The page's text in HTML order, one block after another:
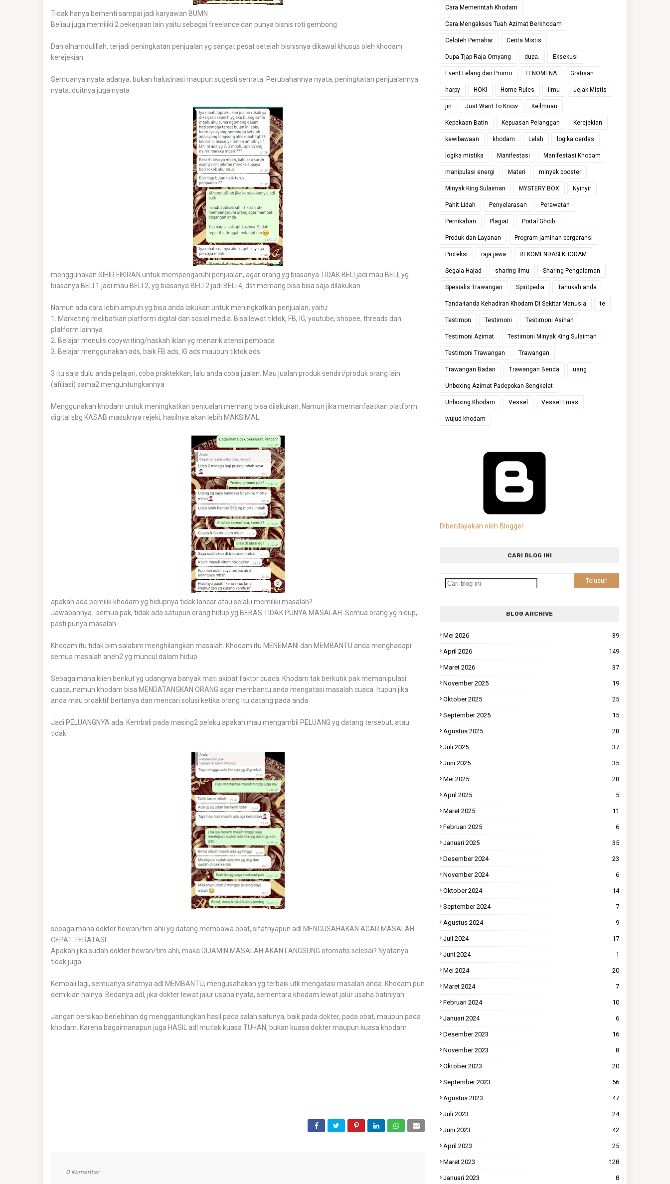
Tidak hanya berhenti sampai jadi karyawan BUMN
Beliau juga memiliki 2 pekerjaan lain yaitu sebagai freelance dan punya bisnis roti gembong
Dan alhamdulillah, terjadi peningkatan penjualan yg sangat pesat setelah bisnisnya dikawal khusus oleh khodam
kerejekian
Semuanya nyata adanya, bukan halusinasi maupun sugesti semata. Perubahannya nyata, peningkatan penjualannya
nyata, duitnya juga nyata
menggunakan SIHIR FIKIRAN untuk mempengaruhi penjualan, agar orang yg biasanya TIDAK BELI jadi mau BELI, yg
biasanya BELI 1 jadi mau BELI 2, yg biasanya BELI 2 jadi BELI 4, dst memang bisa bisa saja dilakukan
Namun ada cara lebih ampuh yg bisa anda lakukan untuk meningkatkan penjualan, yaitu:
1. Marketing melibatkan platform digital dan sosial media. Bisa lewat tiktok, FB, IG, youtube, shopee, threads dan
platform lainnya
2. Belajar menulis copywriting/naskah iklan yg menarik atensi pembaca
3. Belajar menggunakan ads, baik FB ads, IG ads maupun tiktok ads
3 itu saja dulu anda pelajari, coba praktekkan, lalu anda coba jualan. Mau jualan produk sendiri/produk orang lain
(afiliasi) sama2 menguntungkannya
Menggunakan khodam untuk meningkatkan penjualan memang bisa dilakukan. Namun jika memanfaatkan platform
digital sbg KASAB masuknya rejeki, hasilnya akan lebih MAKSIMAL
apakah ada pemilik khodam yg hidupnya tidak lancar atau selalu memiliki masalah?
Jawabannya : semua pak, tidak ada satupun orang hidup yg BEBAS TIDAK PUNYA MASALAH. Semua orang yg hidup,
pasti punya masalah
Khodam itu tidak bim salabim menghilangkan masalah. Khodam itu MENEMANI dan MEMBANTU anda menghadapi
semua masalah aneh2 yg muncul dalam hidup
Sebagaimana klien berikut yg udangnya banyak mati akibat faktor cuaca. Khodam tak berkutik pak memanipulasi
cuaca, namun khodam bisa MENDATANGKAN ORANG agar membantu anda mengatasi masalah cuaca. Itupun jika
anda mau proaktif bertanya dan mencari solusi ketika orang itu datang pada anda
Jadi PELUANGNYA ada. Kembali pada masing2 pelaku apakah mau mengambil PELUANG yg datang tersebut, atau
tidak
sebagaimana dokter hewan/tim ahli yg datang membawa obat, sifatnyapun adl MENGUSAHAKAN AGAR MASALAH
CEPAT TERATASI
Apakah jika sudah dokter hewan/tim ahli, maka DIJAMIN MASALAH AKAN LANGSUNG otomatis selesai? Nyatanya
tidak juga
Kembali lagi, semuanya sifatnya adl MEMBANTU, mengusahakan yg terbaik utk mengatasi masalah anda. Khodam pun
demikian halnya. Bedanya adl, jika dokter lewat jalur usaha nyata, sementara khodam lewat jalur usaha batiniyah
Jangan bersikap berlebihan dg menggantungkan hasil pada salah satunya, baik pada dokter, pada obat, maupun pada
khodam. Karena bagaimanapun juga HASIL adl mutlak kuasa TUHAN, bukan kuasa dokter maupun kuasa khodam
0 Komentar
Cara Memerintah Khodam
Cara Mengakses Tuah Azimat Berkhodam
Celoteh Pemahar Cerita Mistis
Dupa Tjap Raja Omyang dupa. Eksekusi
Event Lelang dan Promo FENOMENA Gratisan
harpy HOKI Home Rules ilmu Jejak Mistis
jin Just Want To Know Keilmuan
Kepekaan Batin Kepuasan Pelanggan Kerejekian
kewibawaan khodam Lelah logika cerdas
logika mistika Manifestasi Manifestasi Khodam
manipulasi energi Materi minyak booster
Minyak King Sulaiman MYSTERY BOX Nyinyir
Pahit Lidah Penyelarasan Perawatan
Pernikahan Plagiat Portal Ghoib
Produk dan Layanan Program jaminan bergaransi
Proteksi raja jawa REKOMENDASI KHODAM
Segala Hajad sharing ilmu Sharing Pengalaman
Spesialis Trawangan Spiritpedia Tahukah anda
Tanda-tanda Kehadiran Khodam Di Sekitar Manusia te
Testimon Testimoni Testimoni Asihan
Testimoni Azimat Testimoni Minyak King Sulaiman
Testimoni Trawangan Trawangan
Trawangan Badan Trawangan Benda uang
Unboxing Azimat Padepokan Sengkelat
Unboxing Khodam Vessel Vessel Emas
wujud khodam
Diberdayakan oleh Blogger
CARI BLOG INI
BLOG ARCHIVE
Mei 2026 39
April 2026 149
Maret 2026 37
November 2025 19
Oktober 2025 25
September 2025 15
Agustus 2025 28
Juli 2025 37
Juni 2025 35
Mei 2025 28
April 2025 5
Maret 2025 11
Februari 2025 6
Januari 2025 35
Desember 2024 23
November 2024 6
Oktober 2024 14
September 2024 7
Agustus 2024 9
Juli 2024 17
Juni 2024 1
Mei 2024 20
Maret 2024 7
Februari 2024 10
Januari 2024 6
Desember 2023 16
November 2023 8
Oktober 2023 20
September 2023 56
Agustus 2023 47
Juli 2023 24
Juni 2023 42
April 2023 25
Maret 2023 128
Januari 2023 8